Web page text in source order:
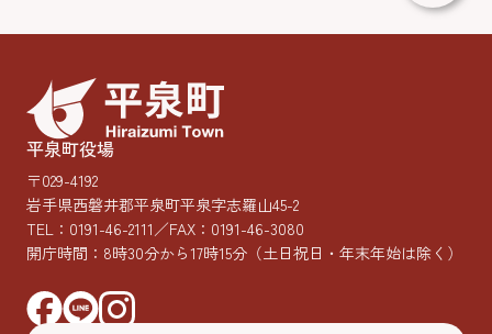
平泉町役場
〒029-4192
岩手県西磐井郡平泉町平泉字志羅山45-2
TEL： 0191-46-2111／FAX：0191-46-3080
開庁時間：8時30分から17時15分 （土日祝日・年末年始は除く）